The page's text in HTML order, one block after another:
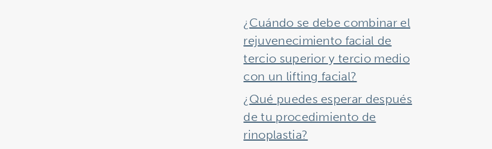
¿Cuándo se debe combinar el
rejuvenecimiento facial de
tercio superior y tercio medio
con un lifting facial?
¿Qué puedes esperar después
de tu procedimiento de
rinoplastia?